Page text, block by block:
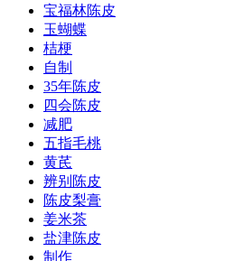
宝福林陈皮
玉蝴蝶
桔梗
自制
35年陈皮
四会陈皮
减肥
五指毛桃
黄芪
辨别陈皮
陈皮梨膏
姜米茶
盐津陈皮
制作